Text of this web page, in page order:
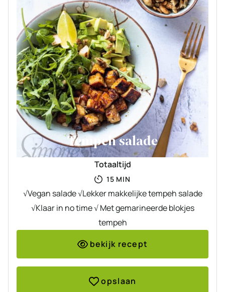
Tempeh salade
Totaaltijd
15MINUTEN
MIN
√Vegan salade √Lekker makkelijke tempeh salade
√Klaar in no time √ Met gemarineerde blokjes
tempeh
bekijk recept
opslaan